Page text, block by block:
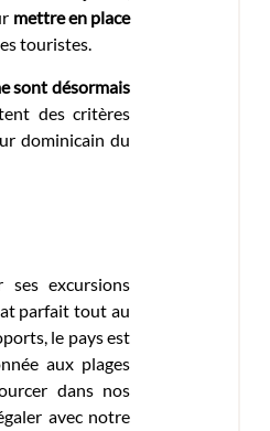
mettre en place
touristes.
sont désormais
des critères
dominicain du
excursions
parfait tout au
le pays est
aux plages
dans nos
avec notre